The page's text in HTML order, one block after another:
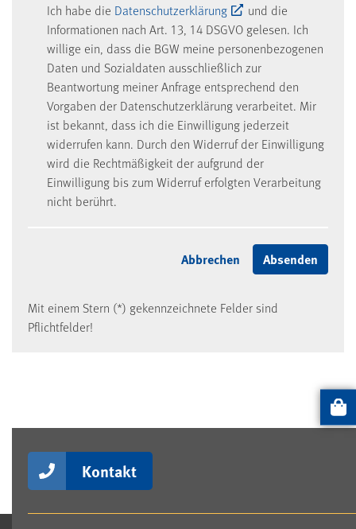
Ich habe die Datenschutzerklärung
und die
Informationen nach Art. 13, 14 DSGVO gelesen. Ich
willige ein, dass die BGW meine personenbezogenen
Daten und Sozialdaten ausschließlich zur
Beantwortung meiner Anfrage entsprechend den
Vorgaben der Datenschutzerklärung verarbeitet. Mir
ist bekannt, dass ich die Einwilligung jederzeit
widerrufen kann. Durch den Widerruf der Einwilligung
wird die Rechtmäßigkeit der aufgrund der
Einwilligung bis zum Widerruf erfolgten Verarbeitung
nicht berührt.
Mit einem Stern (*) gekennzeichnete Felder sind
Pflichtfelder!
Kontakt
Artikel